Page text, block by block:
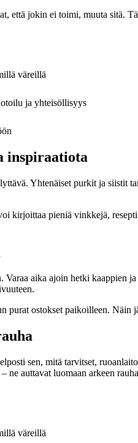
että jokin ei toimi, muuta sitä.
väreillä
ja yhteisöllisyys
inspiraatiota
Yhtenäiset purkit ja siistit
kirjoittaa pieniä vinkkejä,
Varaa aika ajoin hetki kaappien
purat ostokset paikoilleen.
sen, mitä tarvitset,
ne auttavat luomaan arkeen
väreillä